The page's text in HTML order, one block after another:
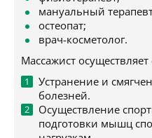
мануальный
остеопат;
врач-косметолог.
Массажист
Устранение и
болезней.
Осуществление
подготовки мышц